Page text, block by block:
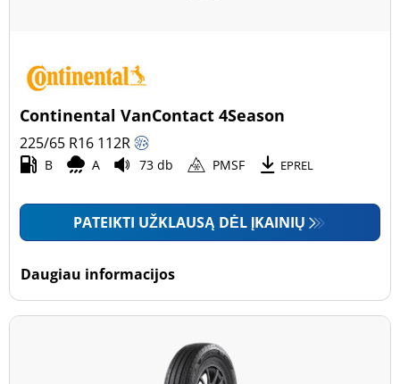
Continental VanContact 4Season
225/65 R16 112R
B A 73 db PMSF EPREL
PATEIKTI UŽKLAUSĄ DĖL ĮKAINIŲ
Daugiau informacijos